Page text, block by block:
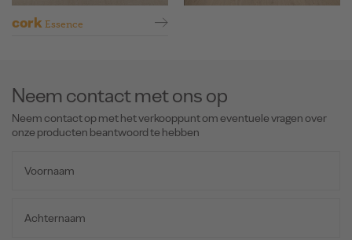
cork Essence
Neem contact met ons op
Neem contact op met het verkooppunt om eventuele vragen over
onze producten beantwoord te hebben